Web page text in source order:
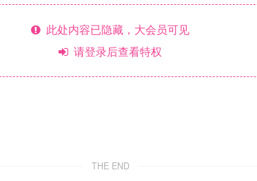
此处内容已隐藏，大会员可见
请登录后查看特权
THE END